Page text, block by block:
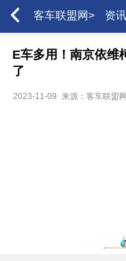
客车联盟网> 资
E车多用！南京依维
了
2023-11-09 来源：客车联盟网